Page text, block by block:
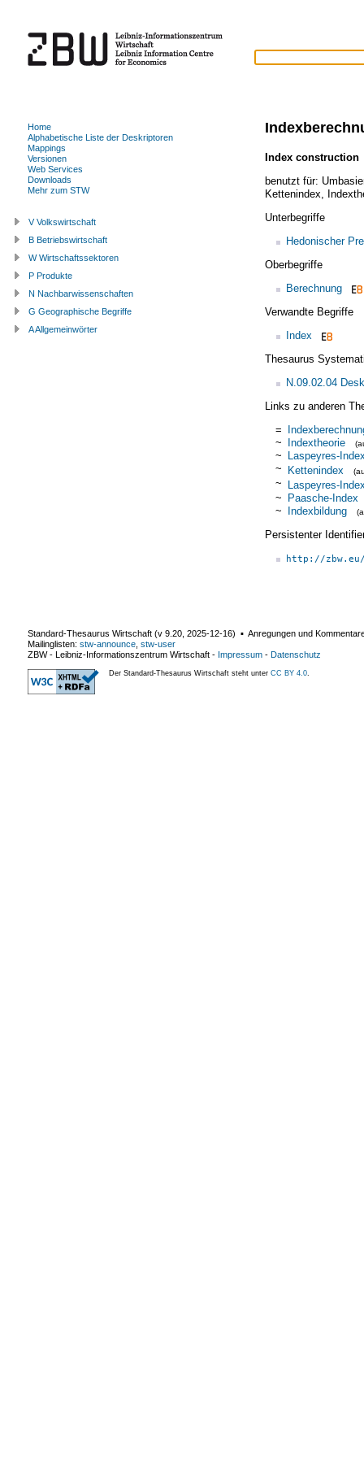
Index construction
benutzt für:
Kettenindex
Unterbegriffe
Hedonischer
Oberbegriffe
Berechnung
Verwandte Begriffe
Index
Thesaurus
N.09.02.04
Links zu anderen
=
~ Indextheorie
~ Laspeyres-
~ Kettenindex
~ Laspeyres-
~ Paasche-Index
~ Indexbildung
Persistenter
http://
Home
Alphabetische Liste der Deskriptoren
Mappings
Versionen
Web Services
Downloads
Mehr zum STW
V Volkswirtschaft
B Betriebswirtschaft
W Wirtschaftssektoren
P Produkte
N Nachbarwissenschaften
G Geographische Begriffe
A Allgemeinwörter
Standard-Thesaurus Wirtschaft (v 9.20 2025-12-16) ▪ Anregungen und
Mailinglisten: stw-announce stw-user
ZBW - Leibniz-Informationszentrum Wirtschaft - Impressum - Datenschutz
Der Standard-Thesaurus Wirtschaft steht unter CC BY 4.0